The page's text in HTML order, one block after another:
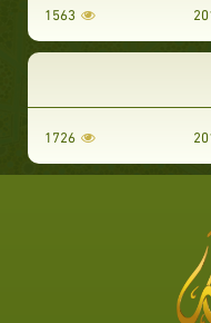
1563
1726